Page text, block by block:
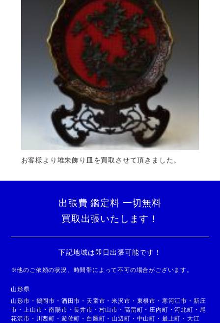
お客様より堆朱飾り皿を買取させて頂きました。
出張費 鑑定料 一切無料
買取出張いたします！
下記地域は即日出張可能です！
※他のご依頼の状況、時間帯によって不可の場合がございます。
山形県
山形市 ・ 鶴岡市 ・ 酒田市 ・ 天童市 ・米沢市 ・ 東根市 ・ 寒河江市 ・ 新庄
市 ・ 上山市 ・南陽市 ・長井市 ・ 村山市 ・ 高畠町 ・ 庄内町 ・河北町 ・ 尾
花沢市 ・ 川西町 ・ 遊佐町 ・ 白鷹町 ・ 山辺町 ・ 中山町 ・ 最上町 ・ 大江